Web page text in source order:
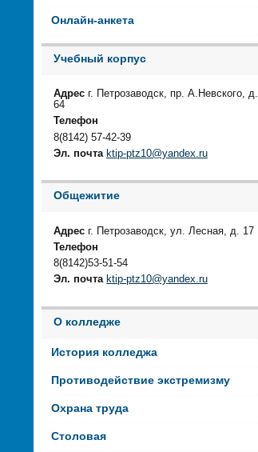
Онлайн-анкета
Учебный корпус
Адрес г. Петрозаводск, пр. А.Невского, д.
64
Телефон
8(8142) 57-42-39
Эл. почта ktip-ptz10@yandex.ru
Общежитие
Адрес г. Петрозаводск, ул. Лесная, д. 17
Телефон
8(8142)53-51-54
Эл. почта ktip-ptz10@yandex.ru
О колледже
История колледжа
Противодействие экстремизму
Охрана труда
Столовая